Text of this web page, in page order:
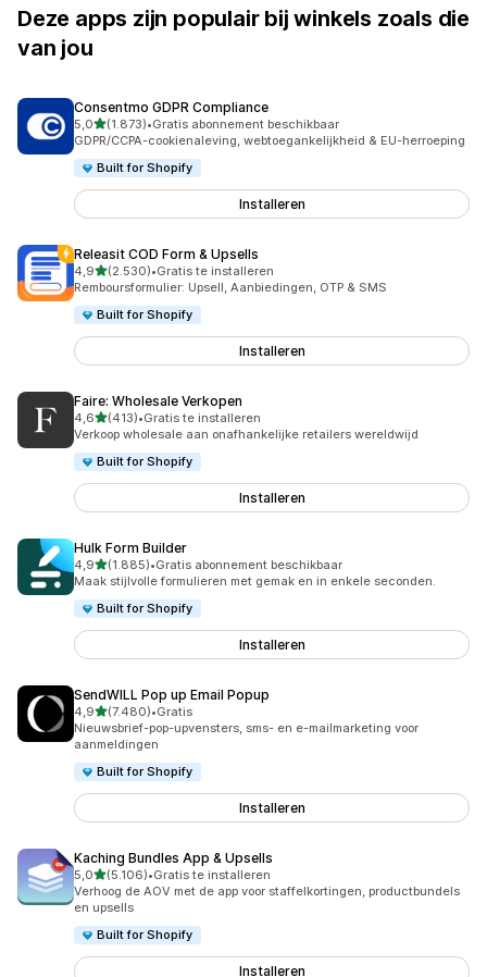
Deze apps zijn populair bij winkels zoals die
van jou
Consentmo GDPR Compliance
5,0van 5 sterren
(1.873)
1873 recensies in totaal
•Gratis abonnement beschikbaar
GDPR/CCPA-cookienaleving, webtoegankelijkheid & EU-herroeping
Built for Shopify
Installeren
Releasit COD Form & Upsells
4,9van 5 sterren
(2.530)
2530 recensies in totaal
•Gratis te installeren
Remboursformulier: Upsell, Aanbiedingen, OTP & SMS
Built for Shopify
Installeren
Faire: Wholesale Verkopen
4,6van 5 sterren
(413)
413 recensies in totaal
•Gratis te installeren
Verkoop wholesale aan onafhankelijke retailers wereldwijd
Built for Shopify
Installeren
Hulk Form Builder
4,9van 5 sterren
(1.885)
1885 recensies in totaal
•Gratis abonnement beschikbaar
Maak stijlvolle formulieren met gemak en in enkele seconden.
Built for Shopify
Installeren
SendWILL Pop up Email Popup
4,9van 5 sterren
(7.480)
7480 recensies in totaal
•Gratis
Nieuwsbrief-pop-upvensters, sms- en e-mailmarketing voor
aanmeldingen
Built for Shopify
Installeren
Kaching Bundles App & Upsells
5,0van 5 sterren
(5.106)
5106 recensies in totaal
•Gratis te installeren
Verhoog de AOV met de app voor staffelkortingen, productbundels
en upsells
Built for Shopify
Installeren